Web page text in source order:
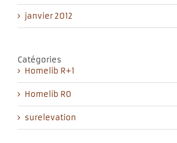
janvier 2012
Catégories
Homelib R+1
Homelib R0
surelevation